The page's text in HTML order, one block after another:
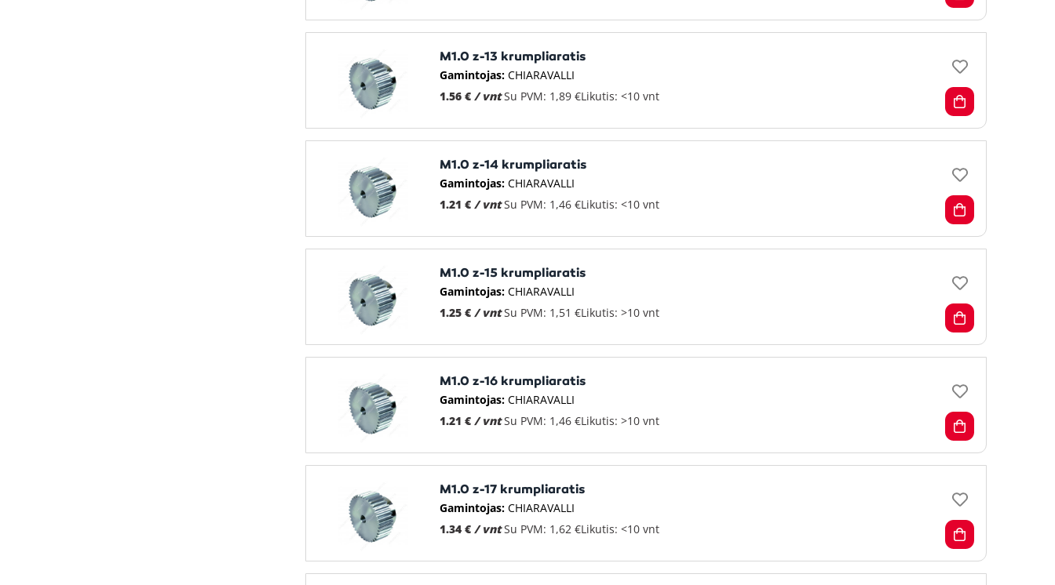
M1.0 z-13 krumpliaratis
Gamintojas: CHIARAVALLI
1.56 € / vnt Su PVM: 1,89 €Likutis: <10 vnt
M1.0 z-14 krumpliaratis
Gamintojas: CHIARAVALLI
1.21 € / vnt Su PVM: 1,46 €Likutis: <10 vnt
M1.0 z-15 krumpliaratis
Gamintojas: CHIARAVALLI
1.25 € / vnt Su PVM: 1,51 €Likutis: >10 vnt
M1.0 z-16 krumpliaratis
Gamintojas: CHIARAVALLI
1.21 € / vnt Su PVM: 1,46 €Likutis: >10 vnt
M1.0 z-17 krumpliaratis
Gamintojas: CHIARAVALLI
1.34 € / vnt Su PVM: 1,62 €Likutis: <10 vnt